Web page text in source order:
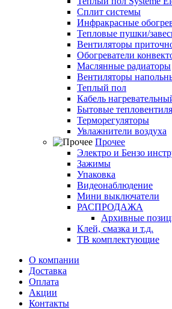
Сплит системы
Инфракрасные
Тепловые пушки/
Вентиляторы
Обогреватели
Маслянные радиаторы
Вентиляторы
Теплый пол
Кабель
Бытовые
Терморегуляторы
Увлажнители воздуха
Прочее
Электро и Бензо
Зажимы
Упаковка
Видеонаблюдение
Мини выключатели
РАСПРОДАЖА
Архивные
Клей, смазка и т.д.
ТВ комплектующие
О компании
Доставка
Оплата
Акции
Контакты